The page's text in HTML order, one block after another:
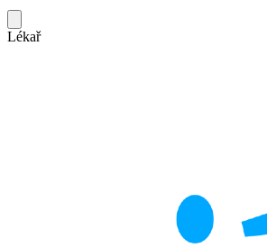
Lékař